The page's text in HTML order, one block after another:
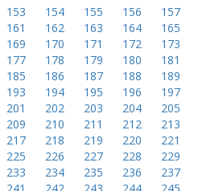
153 154 155 156
157
161 162 163 164
165
169 170 171 172
173
177 178 179 180
181
185 186 187 188
189
193 194 195 196
197
201 202 203 204
205
209 210 211 212
213
217 218 219 220
221
225 226 227 228
229
233 234 235 236
237